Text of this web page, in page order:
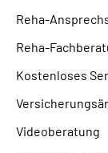
Reha-
Reha-
Kostenloses
Videoberatung